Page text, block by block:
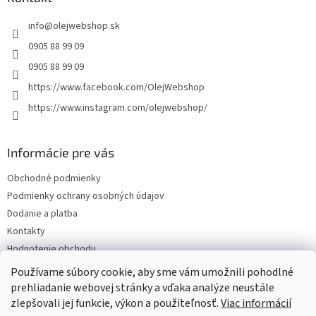
Používame súbory cookie, aby sme vám umožnili pohodlné
prehliadanie webovej stránky a vďaka analýze neustále
zlepšovali jej funkcie, výkon a použiteľnosť.Viac informácií
info@olejwebshop.sk
0905 88 99 09
0905 88 99 09
https://www.facebook.com/OlejWebshop
https://www.instagram.com/olejwebshop/
Informácie pre vás
Obchodné podmienky
Podmienky ochrany osobných údajov
Dodanie a platba
Kontakty
Hodnotenie obchodu
Blog